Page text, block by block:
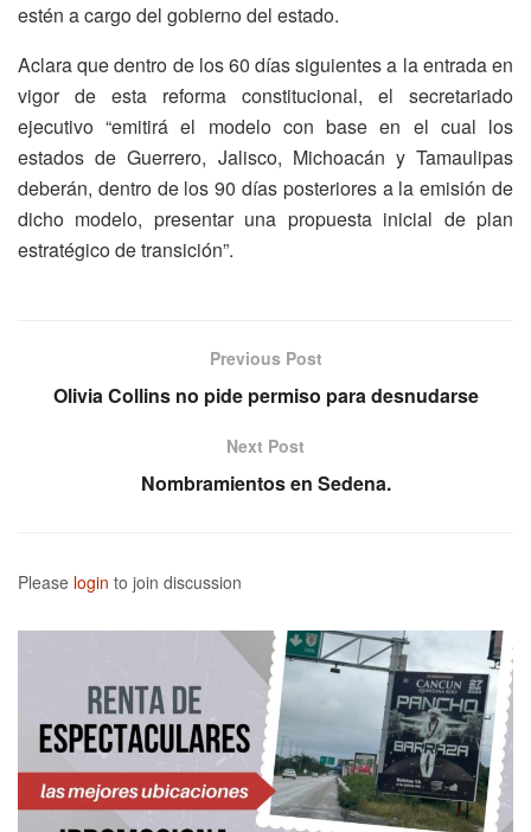
estén a cargo del gobierno del estado.
Aclara que dentro de los 60 días siguientes a la entrada en
vigor de esta reforma constitucional, el secretariado
ejecutivo “emitirá el modelo con base en el cual los
estados de Guerrero, Jalisco, Michoacán y Tamaulipas
deberán, dentro de los 90 días posteriores a la emisión de
dicho modelo, presentar una propuesta inicial de plan
estratégico de transición”.
Previous Post
Olivia Collins no pide permiso para desnudarse
Next Post
Nombramientos en Sedena.
Please login to join discussion